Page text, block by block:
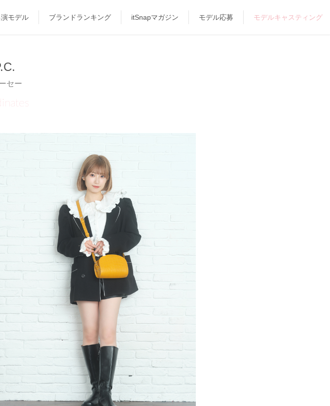
演モデル ブランドランキング itSnapマガジン モデル応募 モデルキャスティング
セー